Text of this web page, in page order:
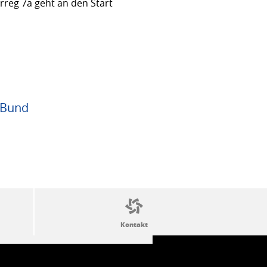
7a geht an den Start